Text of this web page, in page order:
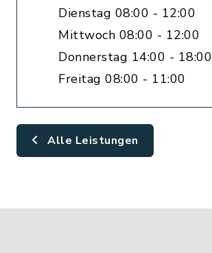
Dienstag 08:00 - 12:00
Mittwoch 08:00 - 12:00
Donnerstag 14:00 - 18:00
Freitag 08:00 - 11:00
Alle Leistungen